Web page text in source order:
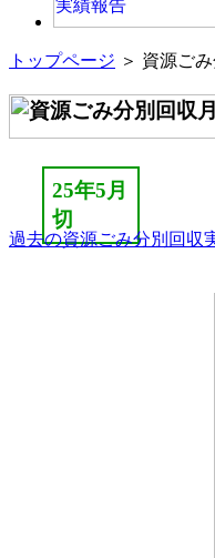
トップページ ＞ 資源ご
25年5月
切
過去の資源ごみ分別回収